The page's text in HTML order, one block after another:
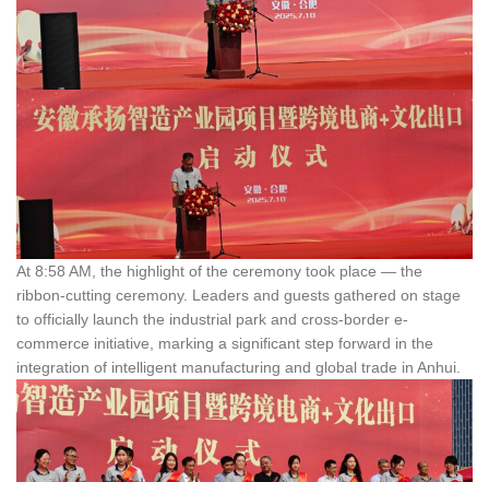
At 8:58 AM, the highlight of the ceremony took place — the
ribbon-cutting ceremony. Leaders and guests gathered on stage
to officially launch the industrial park and cross-border e-
commerce initiative, marking a significant step forward in the
integration of intelligent manufacturing and global trade in Anhui.